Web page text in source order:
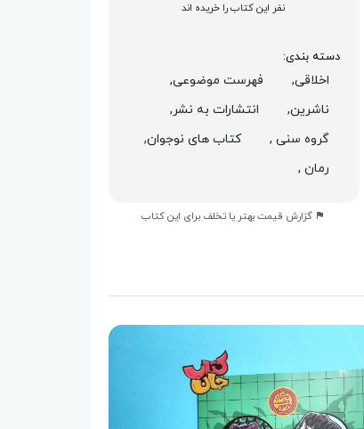
نفر این کتاب را خریده اند
دسته بندی:
اخلاقی,
فهرست موضوعی,
ناشرین,
انتشارات به نشر,
گروه سنی ,
کتاب های نوجوان,
رمان ,
گزارش قیمت بهتر یا تخلف برای این کتاب